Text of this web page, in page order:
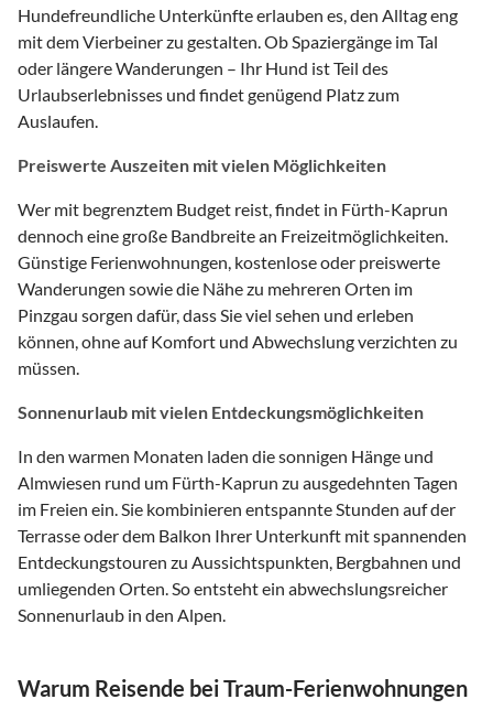
Hundefreundliche Unterkünfte erlauben es, den Alltag eng
mit dem Vierbeiner zu gestalten. Ob Spaziergänge im Tal
oder längere Wanderungen – Ihr Hund ist Teil des
Urlaubserlebnisses und findet genügend Platz zum
Auslaufen.
Preiswerte Auszeiten mit vielen Möglichkeiten
Wer mit begrenztem Budget reist, findet in Fürth-Kaprun
dennoch eine große Bandbreite an Freizeitmöglichkeiten.
Günstige Ferienwohnungen, kostenlose oder preiswerte
Wanderungen sowie die Nähe zu mehreren Orten im
Pinzgau sorgen dafür, dass Sie viel sehen und erleben
können, ohne auf Komfort und Abwechslung verzichten zu
müssen.
Sonnenurlaub mit vielen Entdeckungsmöglichkeiten
In den warmen Monaten laden die sonnigen Hänge und
Almwiesen rund um Fürth-Kaprun zu ausgedehnten Tagen
im Freien ein. Sie kombinieren entspannte Stunden auf der
Terrasse oder dem Balkon Ihrer Unterkunft mit spannenden
Entdeckungstouren zu Aussichtspunkten, Bergbahnen und
umliegenden Orten. So entsteht ein abwechslungsreicher
Sonnenurlaub in den Alpen.
Warum Reisende bei Traum-Ferienwohnungen